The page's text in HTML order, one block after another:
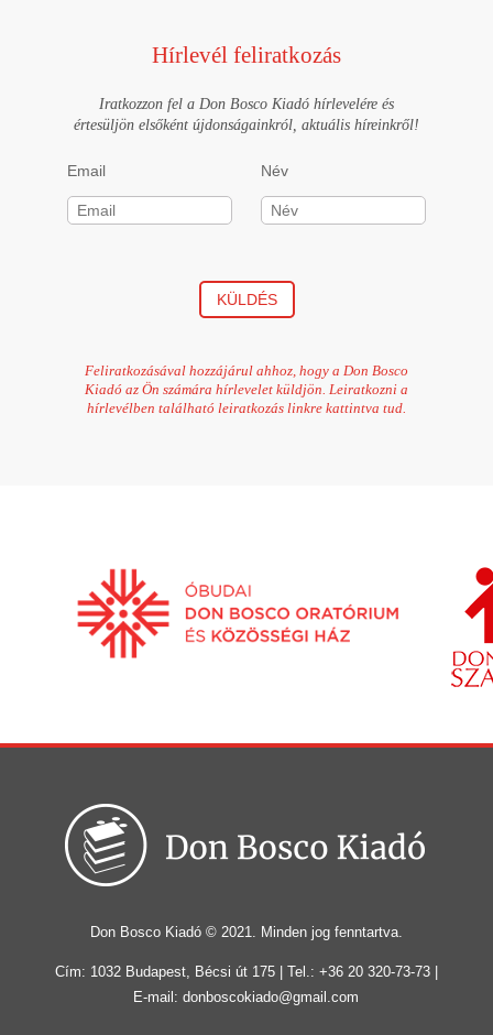
Hírlevél feliratkozás
Iratkozzon fel a Don Bosco Kiadó hírlevelére és
értesüljön elsőként újdonságainkról, aktuális híreinkről!
Email Név
KÜLDÉS
Feliratkozásával hozzájárul ahhoz, hogy a Don Bosco
Kiadó az Ön számára hírlevelet küldjön. Leiratkozni a
hírlevélben található leiratkozás linkre kattintva tud.
Don Bosco Kiadó © 2021. Minden jog fenntartva.
Cím: 1032 Budapest, Bécsi út 175 | Tel.: +36 20 320-73-73 |
E-mail: donboscokiado@gmail.com